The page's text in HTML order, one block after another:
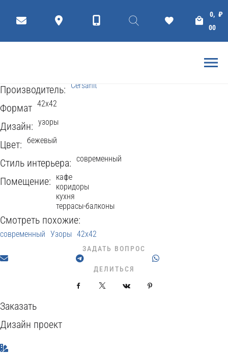
₽
0,
00
BERGAMO 42x42
Производитель: Cersanit
Формат 42x42
Дизайн: узоры
Цвет: бежевый
Стиль интерьера: современный
Помещение:
кафе
коридоры
кухня
террасы-балконы
Смотреть похожие:
современный Узоры 42x42
ЗАДАТЬ ВОПРОС
ДЕЛИТЬСЯ
Facebook VKontakte
Заказать
Дизайн проект